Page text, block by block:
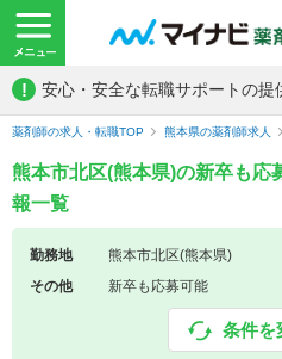
! 安心・安全な転職サポートの提
薬剤師の求人・転職TOP 熊本県の薬剤師求人
熊本市北区(熊本県)の新卒も応
報一覧
勤務地
熊本市北区(熊本県)
その他
新卒も応募可能
条件を